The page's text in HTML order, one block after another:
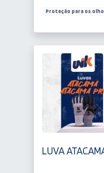
Proteção para os
LUVA